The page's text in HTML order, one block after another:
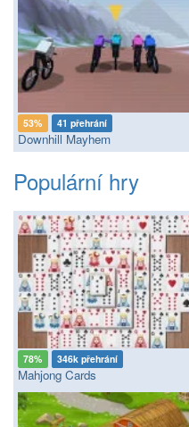
53% 41 přehrání
Downhill Mayhem
Populární hry
78% 346k přehrání
Mahjong Cards